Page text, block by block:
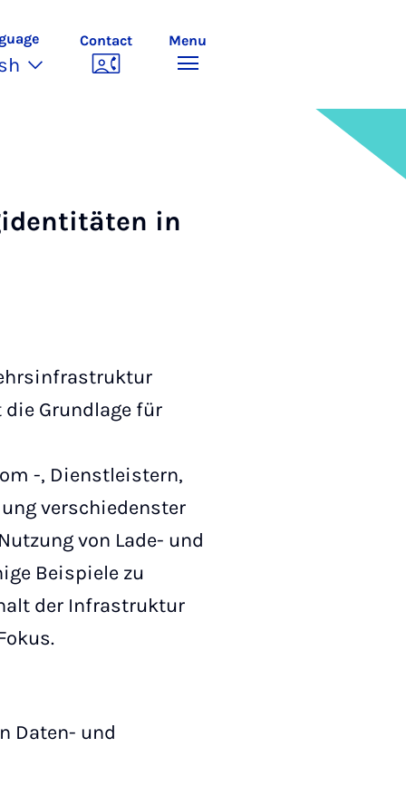
Contact Menu
in
die Grundlage für
-, Dienstleistern,
verschiedenster
von Lade- und
Beispiele zu
der Infrastruktur
Daten- und